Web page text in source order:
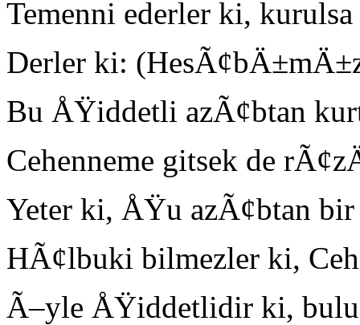
Temenni ederler ki,
Derler ki:
Bu ÅŸiddetli azÃ¢btan
Cehenneme gitsek de
Yeter ki, ÅŸu azÃ¢btan
HÃ¢lbuki bilmezler ki,
Ã–yle ÅŸiddetlidir ki,